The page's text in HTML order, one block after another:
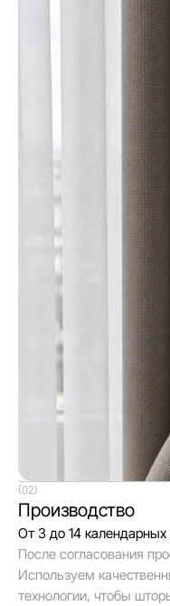
(02)
Производство
От 3 до 14 календарных
После согласования
Используем
технологии, чтобы